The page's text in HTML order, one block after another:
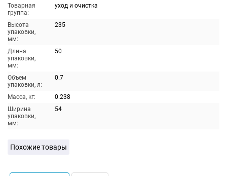
Товарная
группа:
уход и очистка
Высота
упаковки,
мм:
235
Длина
упаковки,
мм:
50
Объем
упаковки, л:
0.7
Масса, кг:
0.238
Ширина
упаковки,
мм:
54
Похожие товары